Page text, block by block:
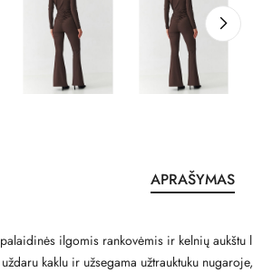
APRAŠYMAS
ilgomis rankovėmis ir kelnių
kaklu ir užsegama užtrauktuku